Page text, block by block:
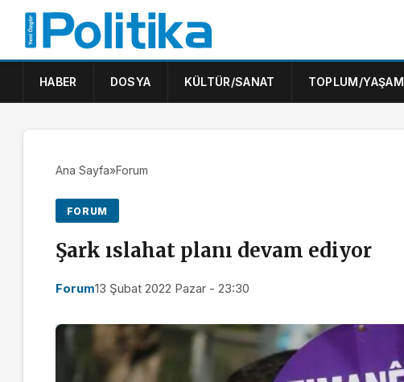
HABER DOSYA KÜLTÜR/SANAT TOPLUM/YAŞAM
Ana Sayfa»Forum
FORUM
Şark ıslahat planı devam ediyor
Forum13 Şubat 2022 Pazar - 23:30